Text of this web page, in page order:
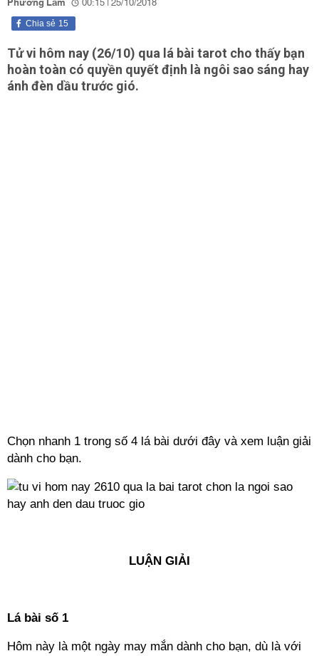
15
Chia sẻ
Tử vi hôm nay (26/10) qua lá bài tarot cho thấy bạn
hoàn toàn có quyền quyết định là ngôi sao sáng hay
ánh đèn dầu trước gió.
Chọn nhanh 1 trong số 4 lá bài dưới đây và xem luận giải
dành cho bạn.
LUẬN GIẢI
Lá bài số 1
Hôm này là một ngày may mắn dành cho bạn, dù là với